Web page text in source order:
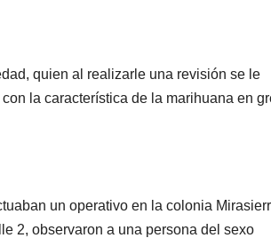
quien al realizarle una revisión se le
la característica de la marihuana en
un operativo en la colonia
2, observaron a una persona del sexo